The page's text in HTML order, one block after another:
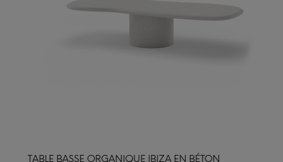
TABLE BASSE ORGANIQUE IBIZA EN BÉTON